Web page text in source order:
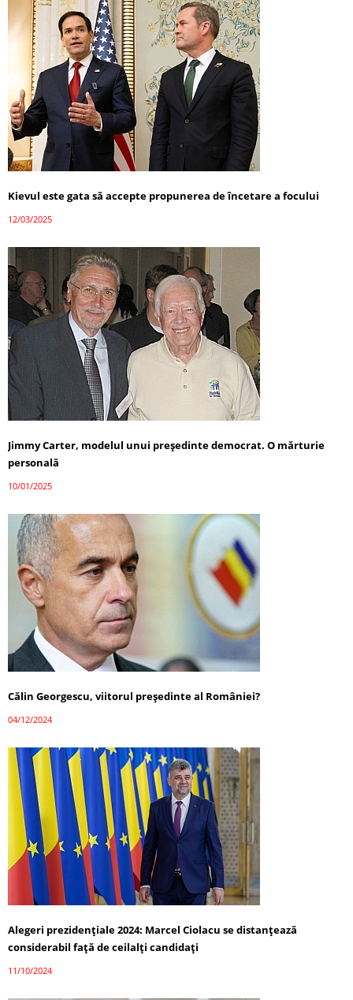
Kievul este gata să accepte propunerea de încetare a focului
12/03/2025
Jimmy Carter, modelul unui președinte democrat. O mărturie
personală
10/01/2025
Călin Georgescu, viitorul președinte al României?
04/12/2024
Alegeri prezidențiale 2024: Marcel Ciolacu se distanțează
considerabil față de ceilalți candidați
11/10/2024